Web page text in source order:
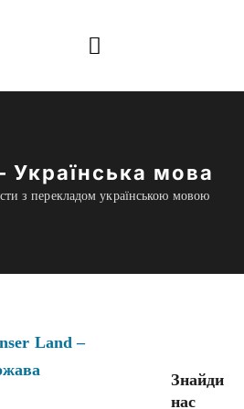
Toggle
навчання
Українська мова
з перекладом українською мовою
Land –
Знайди
нас